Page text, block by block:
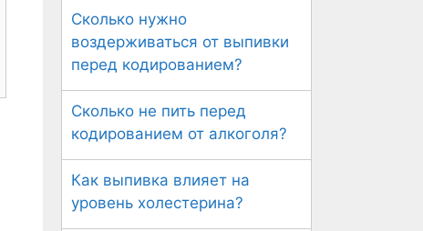
Сколько нужно
воздерживаться от выпивки
перед кодированием?
Сколько не пить перед
кодированием от алкоголя?
Как выпивка влияет на
уровень холестерина?